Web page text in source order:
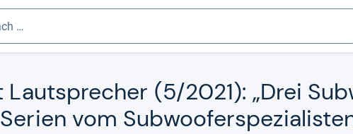
(5/2021): „Drei
vom Sub­woofer­spe­zia­lis­ten